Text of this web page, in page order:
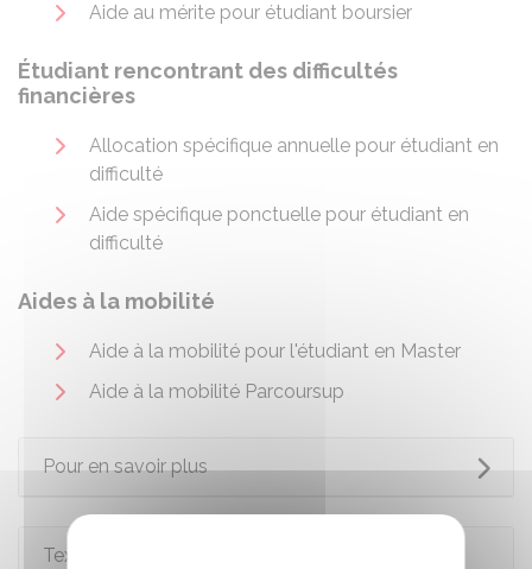
Aide au mérite pour étudiant boursier
Étudiant rencontrant des difficultés
financières
Allocation spécifique annuelle pour étudiant en
difficulté
Aide spécifique ponctuelle pour étudiant en
difficulté
Aides à la mobilité
Aide à la mobilité pour l'étudiant en Master
Aide à la mobilité Parcoursup
Pour en savoir plus
Textes de référence